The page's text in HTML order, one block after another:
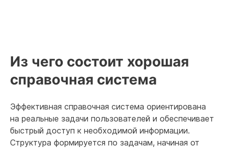
Из чего состоит хорошая
справочная система
Эффективная справочная система ориентирована
на реальные задачи пользователей и обеспечивает
быстрый доступ к необходимой информации.
Структура формируется по задачам, начиная от